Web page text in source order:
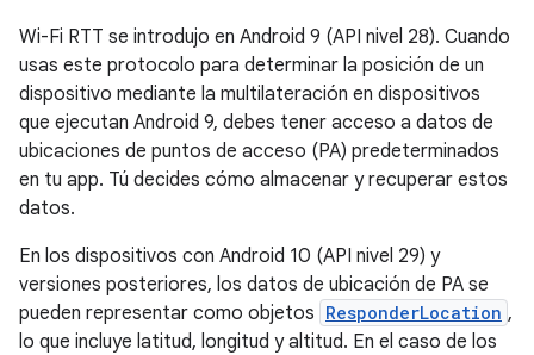
Wi-Fi RTT se introdujo en Android 9 (API nivel 28). Cuando
usas este protocolo para determinar la posición de un
dispositivo mediante la multilateración en dispositivos
que ejecutan Android 9, debes tener acceso a datos de
ubicaciones de puntos de acceso (PA) predeterminados
en tu app. Tú decides cómo almacenar y recuperar estos
datos.
En los dispositivos con Android 10 (API nivel 29) y
versiones posteriores, los datos de ubicación de PA se
pueden representar como objetos ResponderLocation ,
lo que incluye latitud, longitud y altitud. En el caso de los